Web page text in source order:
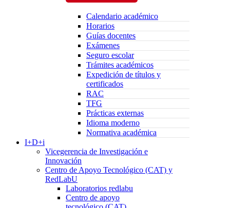
Calendario académico
Horarios
Guías docentes
Exámenes
Seguro escolar
Trámites académicos
Expedición de títulos y
certificados
RAC
TFG
Prácticas externas
Idioma moderno
Normativa académica
I+D+i
Vicegerencia de Investigación e
Innovación
Centro de Apoyo Tecnológico (CAT) y
RedLabU
Laboratorios redlabu
Centro de apoyo